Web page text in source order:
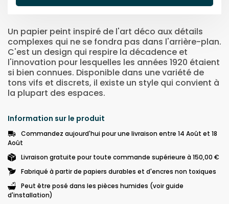
Un papier peint inspiré de l'art déco aux détails
complexes qui ne se fondra pas dans l'arrière-plan.
C'est un design qui respire la décadence et
l'innovation pour lesquelles les années 1920 étaient
si bien connues. Disponible dans une variété de
tons vifs et discrets, il existe un style qui convient à
la plupart des espaces.
Information sur le produit
Commandez aujourd'hui pour une livraison entre 14 Août et 18
Août
Livraison gratuite pour toute commande supérieure à 150,00 €
Fabriqué à partir de papiers durables et d'encres non toxiques
Peut être posé dans les pièces humides (voir guide
d'installation)